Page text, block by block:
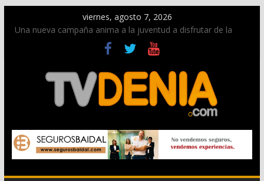
viernes, agosto 7, 2026
Una nueva campaña anima a la juventud a disfrutar de la
Paco Adsuar dona al Arxiu de Dénia más de 50.000 imágenes
de la memoria visual de la ciudad
La Entraeta Festera llena de ambiente la calle Marqués de
Campo con la recepción a la Capitanía Cristiana
El XII Festival de Jazz de Dénia reunirá durante agosto a
figuras nacionales e internacionales en los Jardins de
Torrecremada
Los Moros y Cristianos 2026 reciben las llaves de la ciudad y
dan inicio a las fiestas en Dénia